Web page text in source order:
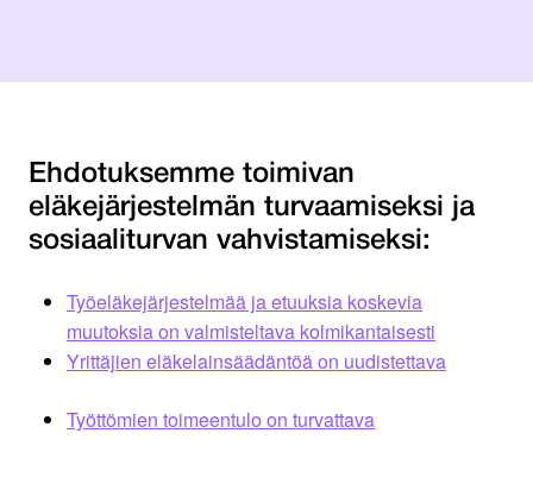
Ehdotuksemme toimivan
eläkejärjestelmän turvaamiseksi ja
sosiaaliturvan vahvistamiseksi:
Työeläkejärjestelmää ja etuuksia koskevia
muutoksia on valmisteltava kolmikantaisesti
Yrittäjien eläkelainsäädäntöä on uudistettava
Työttömien toimeentulo on turvattava